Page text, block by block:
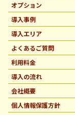
オプション
導入事例
導入エリア
よくあるご質問
利用料金
導入の流れ
会社概要
個人情報保護方針